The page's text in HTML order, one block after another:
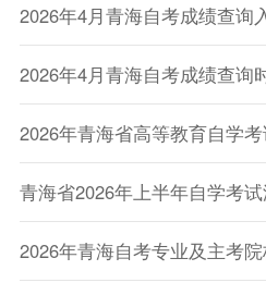
2026年4月青海自考成绩查询
2026年4月青海自考成绩查询
青海省2026年上半年自学考